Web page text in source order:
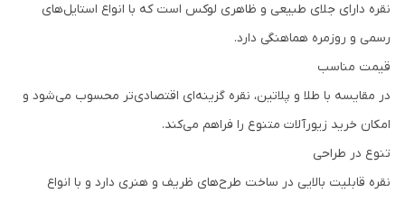
نقره دارای جلای طبیعی و ظاهری لوکس است که با انواع استایل‌های
رسمی و روزمره هماهنگی دارد.
قیمت مناسب
در مقایسه با طلا و پلاتین، نقره گزینه‌ای اقتصادی‌تر محسوب می‌شود و
امکان خرید زیورآلات متنوع را فراهم می‌کند.
تنوع در طراحی
نقره قابلیت بالایی در ساخت طرح‌های ظریف و هنری دارد و با انواع